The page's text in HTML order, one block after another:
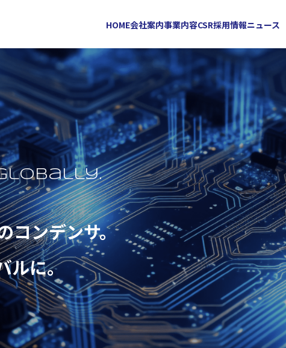
HOME会社案内事業内容CSR採用情報ニュース
コンデンサ。
ルに。